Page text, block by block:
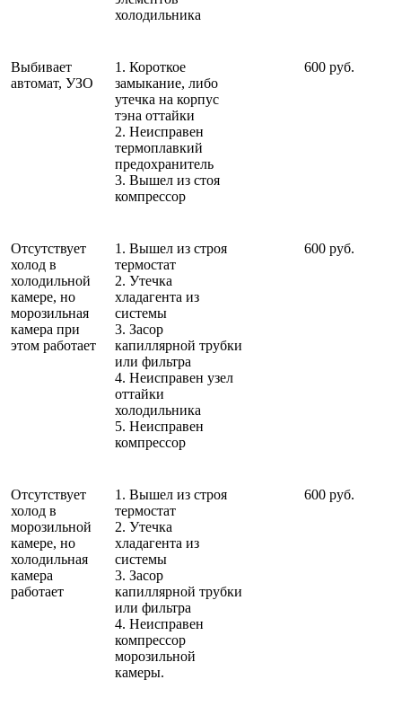
холодильника
Выбивает
автомат, УЗО
1. Короткое
замыкание, либо
утечка на корпус
тэна оттайки
2. Неисправен
термоплавкий
предохранитель
3. Вышел из стоя
компрессор
600 руб.
Отсутствует
холод в
холодильной
камере, но
морозильная
камера при
этом работает
1. Вышел из строя
термостат
2. Утечка
хладагента из
системы
3. Засор
капиллярной трубки
или фильтра
4. Неисправен узел
оттайки
холодильника
5. Неисправен
компрессор
600 руб.
Отсутствует
холод в
морозильной
камере, но
холодильная
камера
работает
1. Вышел из строя
термостат
2. Утечка
хладагента из
системы
3. Засор
капиллярной трубки
или фильтра
4. Неисправен
компрессор
морозильной
камеры.
600 руб.